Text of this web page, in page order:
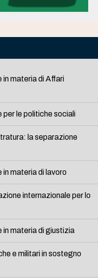
in materia di Affari
per le politiche sociali
la separazione
materia di lavoro
internazionale per lo
in materia di giustizia
e militari in sostegno